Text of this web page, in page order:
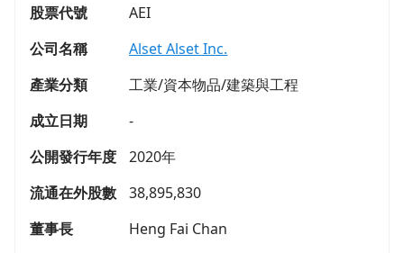
股票代號
AEI
公司名稱
Alset Alset Inc.
產業分類
工業/資本物品/建築與工程
成立日期
-
公開發行年度
2020年
流通在外股數
38,895,830
董事長
Heng Fai Chan